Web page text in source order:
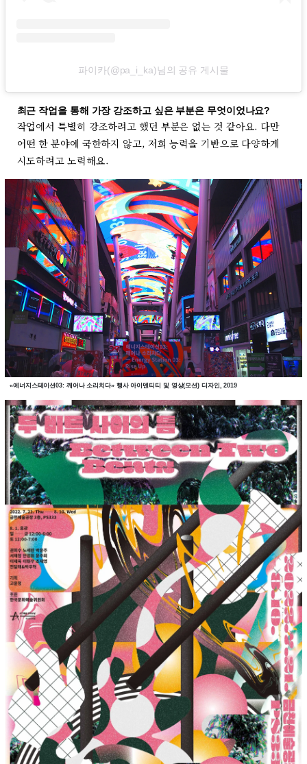
파이카(@pa_i_ka)님의 공유 게시물
최근 작업을 통해 가장 강조하고 싶은 부분은 무엇이었나요?
작업에서 특별히 강조하려고 했던 부분은 없는 것 같아요. 다만
어떤 한 분야에 국한하지 않고, 저희 능력을 기반으로 다양하게
시도하려고 노력해요.
«에너지스테이션03: 깨어나 소리치다» 행사 아이덴티티 및 영상(모션) 디자인, 2019